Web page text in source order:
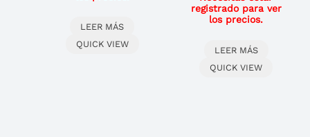
LEER MÁS
QUICK VIEW
registrado para ver
los precios.
LEER MÁS
QUICK VIEW